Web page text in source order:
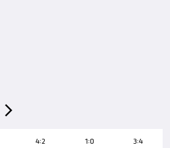

4:2 1:0 3:4